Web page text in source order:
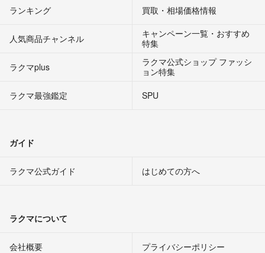
ランキング 買取・相場価格情報
人気商品チャンネル
キャンペーン一覧・おすすめ
特集
ラクマplus
ラクマ公式ショップ ファッシ
ョン特集
ラクマ最強鑑定
SPU
ガイド
ラクマ公式ガイド はじめての方へ
ラクマについて
会社概要 プライバシーポリシー